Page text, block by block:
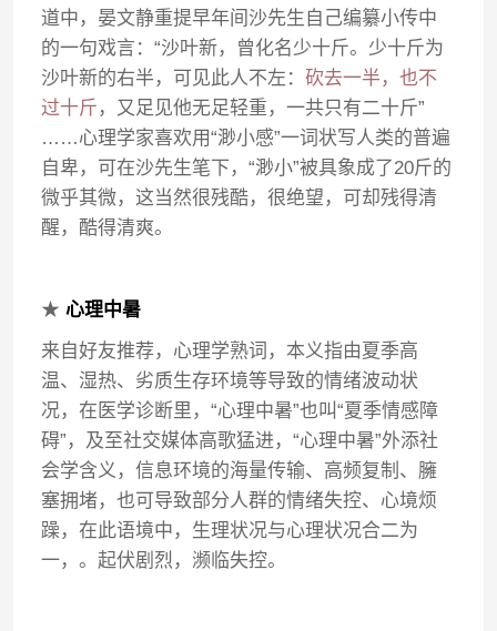
道中，晏文静重提早年间沙先生自己编纂小传中
的一句戏言：“沙叶新，曾化名少十斤。少十斤为
沙叶新的右半，可见此人不左：砍去一半，也不
过十斤 ，又足见他无足轻重，一共只有二十斤”
……心理学家喜欢用“渺小感”一词状写人类的普遍
自卑，可在沙先生笔下，“渺小”被具象成了20斤的
微乎其微，这当然很残酷，很绝望，可却残得清
醒，酷得清爽。
★心理中暑
来自好友推荐，心理学熟词，本义指由夏季高
温、湿热、劣质生存环境等导致的情绪波动状
况，在医学诊断里，“心理中暑”也叫“夏季情感障
碍”，及至社交媒体高歌猛进，“心理中暑”外添社
会学含义，信息环境的海量传输、高频复制、臃
塞拥堵，也可导致部分人群的情绪失控、心境烦
躁，在此语境中，生理状况与心理状况合二为
一，。起伏剧烈，濒临失控。